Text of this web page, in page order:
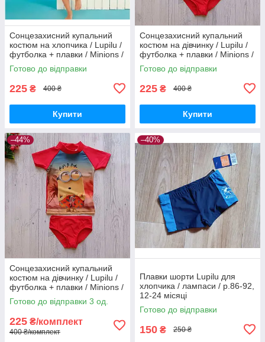
Сонцезахисний купальний
костюм на хлопчика / Lupilu /
футболка + плавки / Minions /
р.86-92, 12-24 місяців
Готово до відправки
225 ₴ 400 ₴
Купити
Сонцезахисний купальний
костюм на дівчинку / Lupilu /
футболка + плавки / Minions /
р.86-92, 12-24 місяців
Готово до відправки
225 ₴ 400 ₴
Купити
–44%
Сонцезахисний купальний
костюм на дівчинку / Lupilu /
футболка + плавки / Minions /
р.74-80 – 6-12 місяців
Готово до відправки 3 од.
225 ₴/комплект
400 ₴/комплект
–40%
Плавки шорти Lupilu для
хлопчика / лампаси / р.86-92,
12-24 місяці
Готово до відправки
150 ₴ 250 ₴